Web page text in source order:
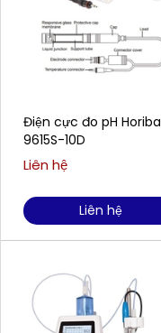
Điện cực đo pH Horiba
9615S-10D
Liên hệ
Liên hệ